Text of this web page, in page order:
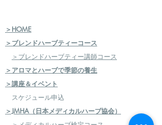
＞HOME
＞ブレンドハーブティーコース
＞ブレンドハーブティー講師コース
＞アロマとハーブで季節の養生
＞講座＆イベント
スケジュール申込
＞JMHA（日本メディカルハーブ協会）